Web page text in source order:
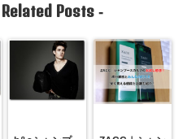
Related Posts-